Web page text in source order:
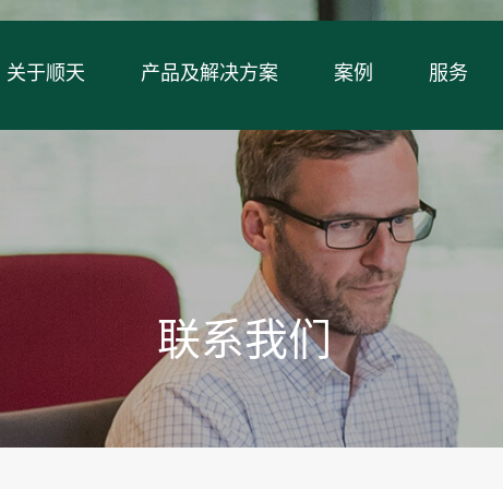
关于顺天 产品及解决方案 案例 服务
联系我们